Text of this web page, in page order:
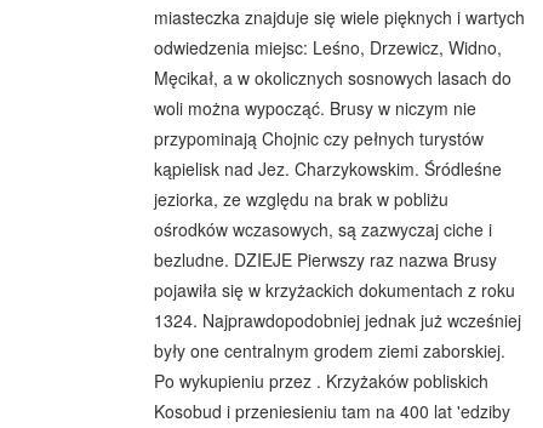
miasteczka znajduje się wiele pięknych i wartych
odwiedzenia miejsc: Leśno, Drzewicz, Widno,
Męcikał, a w okolicznych sosnowych lasach do
woli można wypocząć. Brusy w niczym nie
przypominają Chojnic czy pełnych turystów
kąpielisk nad Jez. Charzykowskim. Śródleśne
jeziorka, ze względu na brak w pobliżu
ośrodków wczasowych, są zazwyczaj ciche i
bezludne. DZIEJE Pierwszy raz nazwa Brusy
pojawiła się w krzyżackich dokumentach z roku
1324. Najprawdopodobniej jednak już wcześniej
były one centralnym grodem ziemi zaborskiej.
Po wykupieniu przez . Krzyżaków pobliskich
Kosobud i przeniesieniu tam na 400 lat 'edziby